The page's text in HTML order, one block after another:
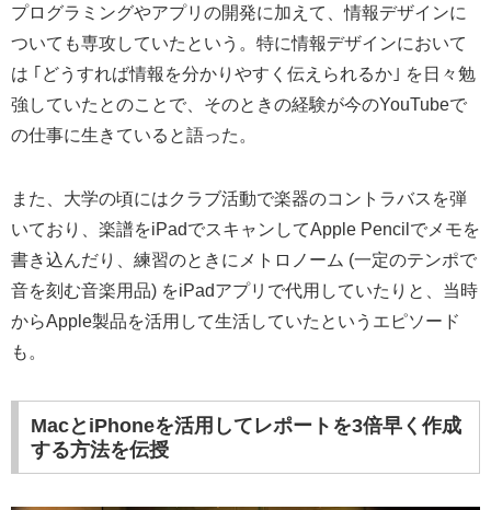
プログラミングやアプリの開発に加えて、情報デザインに
ついても専攻していたという。特に情報デザインにおいて
は ｢どうすれば情報を分かりやすく伝えられるか｣ を日々勉
強していたとのことで、そのときの経験が今のYouTubeで
の仕事に生きていると語った。
また、大学の頃にはクラブ活動で楽器のコントラバスを弾
いており、楽譜をiPadでスキャンしてApple Pencilでメモを
書き込んだり、練習のときにメトロノーム (一定のテンポで
音を刻む音楽用品) をiPadアプリで代用していたりと、当時
からApple製品を活用して生活していたというエピソード
も。
MacとiPhoneを活用してレポートを3倍早く作成
する方法を伝授